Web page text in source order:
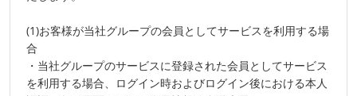
(1)お客様が当社グループの会員としてサービスを利用する場
合
・当社グループのサービスに登録された会員としてサービス
を利用する場合、ログイン時およびログイン後における本人